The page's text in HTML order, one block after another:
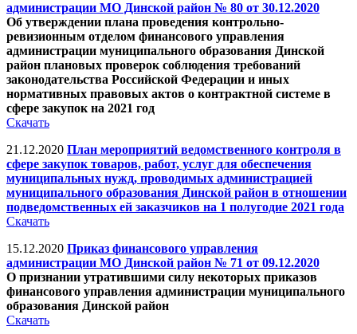
администрации МО Динской район № 80 от 30.12.2020
Об утверждении плана проведения контрольно-
ревизионным отделом финансового управления
администрации муниципального образования Динской
район плановых проверок соблюдения требований
законодательства Российской Федерации и иных
нормативных правовых актов о контрактной системе в
сфере закупок на 2021 год
Скачать
21.12.2020 План мероприятий ведомственного контроля в
сфере закупок товаров, работ, услуг для обеспечения
муниципальных нужд, проводимых администрацией
муниципального образования Динской район в отношении
подведомственных ей заказчиков на 1 полугодие 2021 года
Скачать
15.12.2020 Приказ финансового управления
администрации МО Динской район № 71 от 09.12.2020
О признании утратившими силу некоторых приказов
финансового управления администрации муниципального
образования Динской район
Скачать